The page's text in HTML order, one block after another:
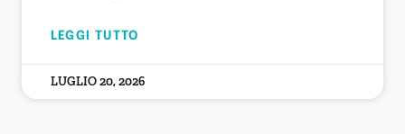
LEGGI TUTTO
LUGLIO 20, 2026